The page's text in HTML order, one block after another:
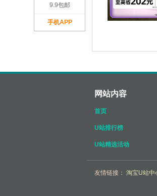
网站内容
首页
U站排行榜
U站精选活动
友情链接： 淘宝U站中
9.9包邮
手机APP